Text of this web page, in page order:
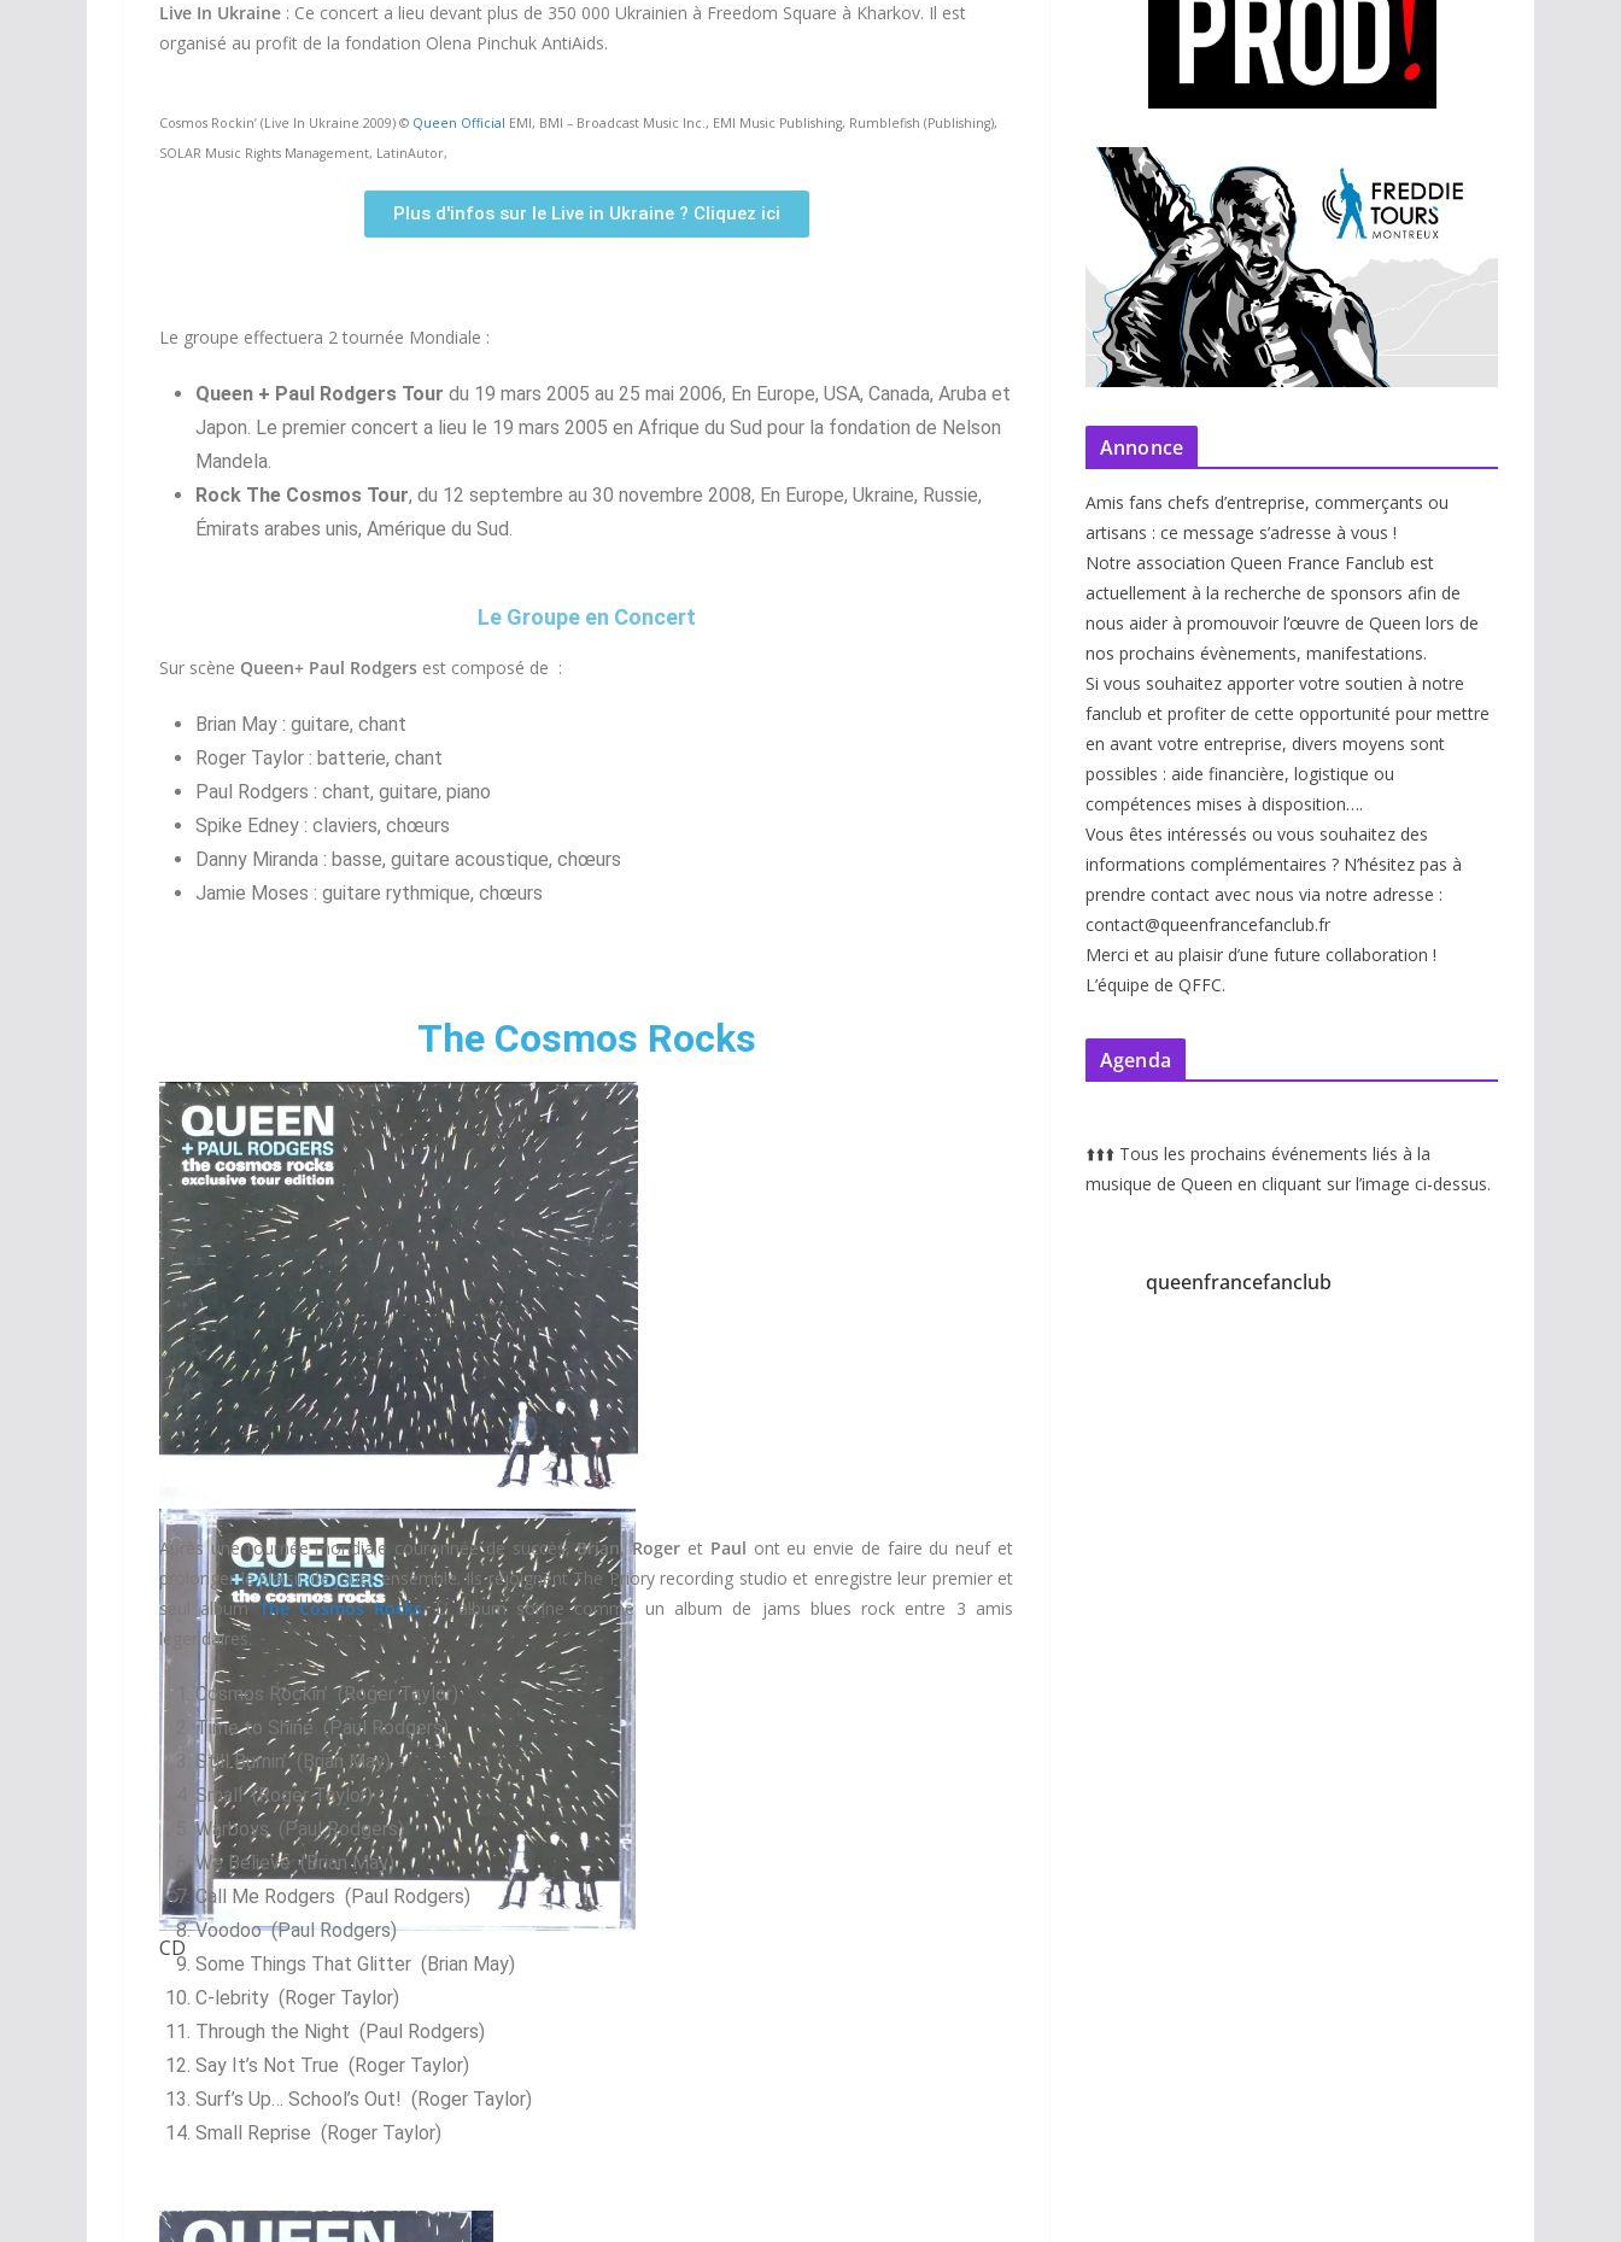
Live In Ukraine : Ce concert a lieu devant plus de 350 000 Ukrainien à Freedom Square à Kharkov. Il est
organisé au profit de la fondation Olena Pinchuk AntiAids.
Cosmos Rockin’ (Live In Ukraine 2009) © Queen Official EMI, BMI – Broadcast Music Inc., EMI Music Publishing, Rumblefish (Publishing),
SOLAR Music Rights Management, LatinAutor,
Plus d'infos sur le Live in Ukraine ? Cliquez ici
Le groupe effectuera 2 tournée Mondiale :
Queen + Paul Rodgers Tour du 19 mars 2005 au 25 mai 2006, En Europe, USA, Canada, Aruba et
Japon. Le premier concert a lieu le 19 mars 2005 en Afrique du Sud pour la fondation de Nelson
Mandela.
Rock The Cosmos Tour, du 12 septembre au 30 novembre 2008, En Europe, Ukraine, Russie,
Émirats arabes unis, Amérique du Sud.
Le Groupe en Concert
Sur scène Queen+ Paul Rodgers est composé de :
Brian May : guitare, chant
Roger Taylor : batterie, chant
Paul Rodgers : chant, guitare, piano
Spike Edney : claviers, chœurs
Danny Miranda : basse, guitare acoustique, chœurs
Jamie Moses : guitare rythmique, chœurs
The Cosmos Rocks
CD Exclusive Tour Edition
CD
Après une tournée mondiale couronnée de succès,Brian,Roger et Paul ont eu envie de faire du neuf et
prolonger le plaisir de jouer ensemble. Ils rejoignent The Priory recording studio et enregistre leur premier et
seul albumThe Cosmos Rocks. ​L’ album sonne comme un album de jams blues rock entre 3 amis
légendaires.
Cosmos Rockin’ (Roger Taylor)
Time to Shine (Paul Rodgers)
Still Burnin’ (Brian May)
Small (Roger Taylor)
Warboys (Paul Rodgers)
We Believe (Brian May)
Call Me Rodgers (Paul Rodgers)
Voodoo (Paul Rodgers)
Some Things That Glitter (Brian May)
C-lebrity (Roger Taylor)
Through the Night (Paul Rodgers)
Say It’s Not True (Roger Taylor)
Surf’s Up… School’s Out! (Roger Taylor)
Small Reprise (Roger Taylor)
Annonce
Amis fans chefs d’entreprise, commerçants ou
artisans : ce message s’adresse à vous !
Notre association Queen France Fanclub est
actuellement à la recherche de sponsors afin de
nous aider à promouvoir l’œuvre de Queen lors de
nos prochains évènements, manifestations.
Si vous souhaitez apporter votre soutien à notre
fanclub et profiter de cette opportunité pour mettre
en avant votre entreprise, divers moyens sont
possibles : aide financière, logistique ou
compétences mises à disposition….
Vous êtes intéressés ou vous souhaitez des
informations complémentaires ? N’hésitez pas à
prendre contact avec nous via notre adresse :
contact@queenfrancefanclub.fr
Merci et au plaisir d’une future collaboration !
L’équipe de QFFC.
Agenda
⬆️⬆️⬆️ Tous les prochains événements liés à la
musique de Queen en cliquant sur l’image ci-dessus.
queenfrancefanclub